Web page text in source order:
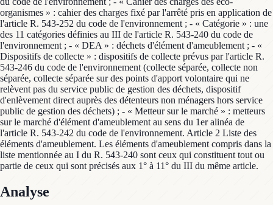
organismes » : cahier des charges fixé par l'arrêté pris en application de
l'article R. 543-252 du code de l'environnement ; - « Catégorie » : une
des 11 catégories définies au III de l'article R. 543-240 du code de
l'environnement ; - « DEA » : déchets d'élément d'ameublement ; - «
Dispositifs de collecte » : dispositifs de collecte prévus par l'article R.
543-246 du code de l'environnement (collecte séparée, collecte non
séparée, collecte séparée sur des points d'apport volontaire qui ne
relèvent pas du service public de gestion des déchets, dispositif
d'enlèvement direct auprès des détenteurs non ménagers hors service
public de gestion des déchets) ; - « Metteur sur le marché » : metteurs
sur le marché d'élément d'ameublement au sens du 1er alinéa de
l'article R. 543-242 du code de l'environnement. Article 2 Liste des
éléments d'ameublement. Les éléments d'ameublement compris dans la
liste mentionnée au I du R. 543-240 sont ceux qui constituent tout ou
partie de ceux qui sont précisés aux 1° à 11° du III du même article.
Analyse